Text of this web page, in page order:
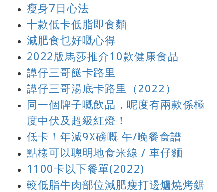
瘦身7日心法
十款低卡低脂即食麵
減肥食乜好嘅心得
2022版馬莎推介10款健康食品
譚仔三哥餸卡路里
譚仔三哥湯底卡路里（2022）
同一個牌子嘅飲品，呢度有兩款係極
度中伏及超級紅燈！
低卡！年減9X磅嘅 午/晚餐食譜
點樣可以聰明地食米線 / 車仔麵
1100卡以下餐單(2022)
較低脂牛肉部位減肥瘦打邊爐燒烤鋸